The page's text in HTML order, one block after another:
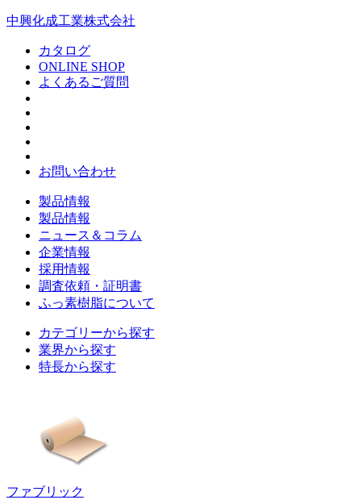
中興化成工業株式会社
カタログ
ONLINE SHOP
よくあるご質問
お問い合わせ
製品情報
製品情報
ニュース＆コラム
企業情報
採用情報
調査依頼・証明書
ふっ素樹脂について
カテゴリーから探す
業界から探す
特長から探す
ファブリック